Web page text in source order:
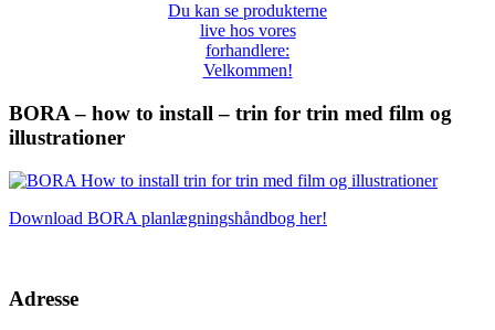
Du kan se produkterne
live hos vores
forhandlere:
Velkommen!
BORA – how to install – trin for trin med film og
illustrationer
Download BORA planlægningshåndbog her!
Adresse